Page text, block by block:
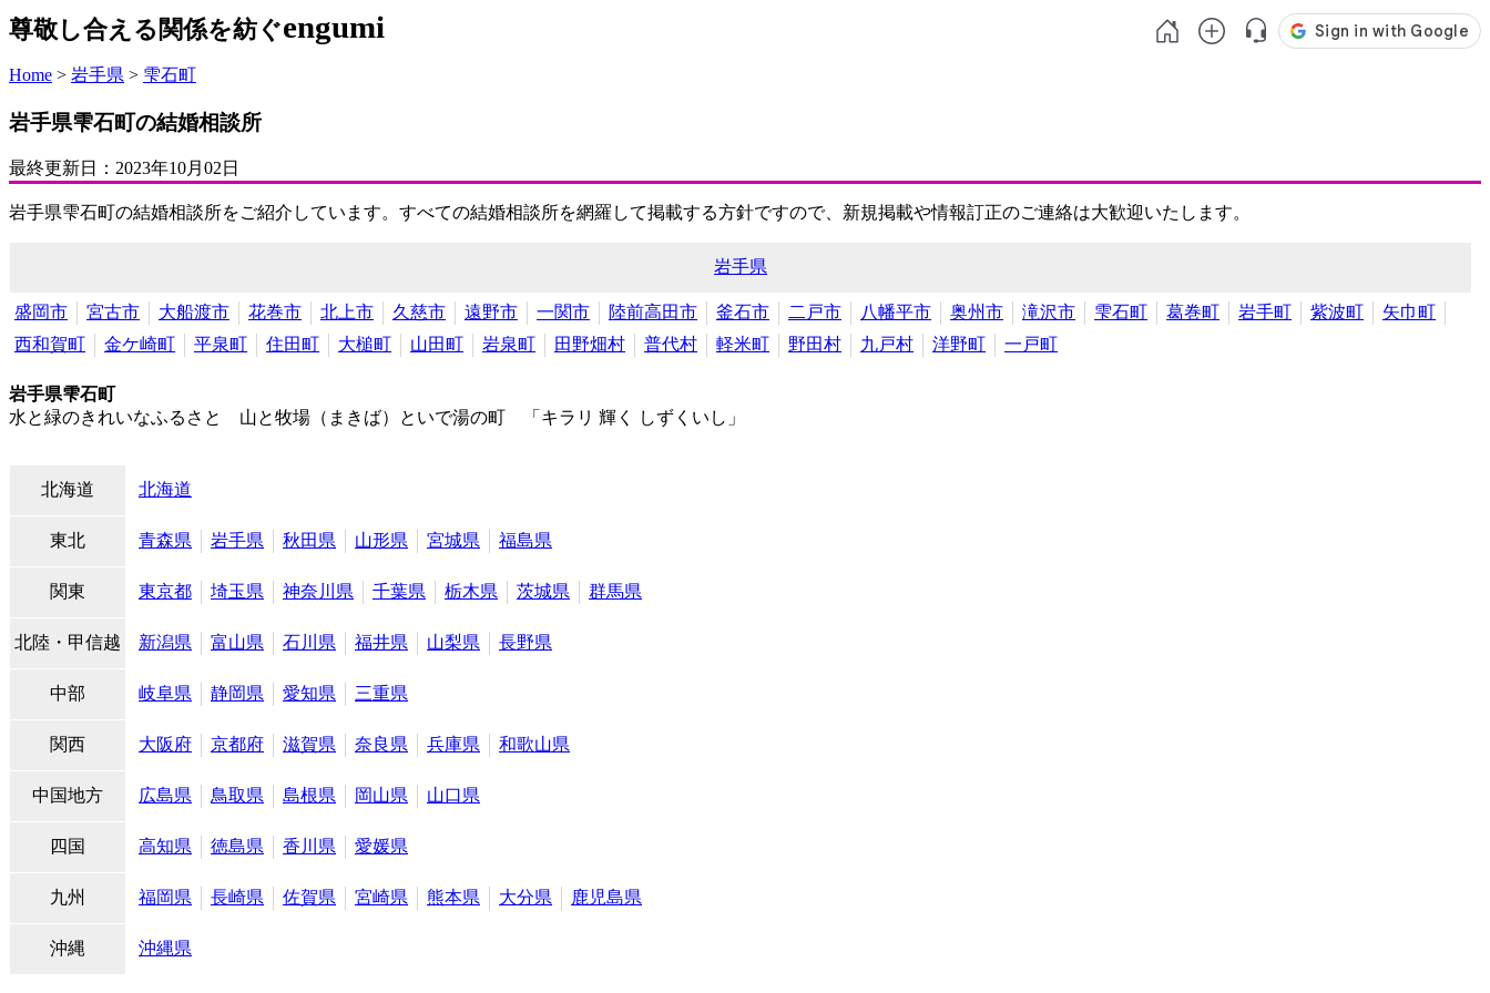
尊敬し合える関係を紡ぐengumi
Home > 岩手県 > 雫石町
岩手県雫石町の結婚相談所
最終更新日： 2023年10月02日
岩手県雫石町の結婚相談所をご紹介しています。すべての結婚相談所を網羅して掲載する方針ですので、新規掲載や情報訂正のご連絡は大歓迎いたします。
岩手県
盛岡市 宮古市 大船渡市 花巻市 北上市 久慈市 遠野市 一関市 陸前高田市 釜石市 二戸市 八幡平市 奥州市 滝沢市 雫石町 葛巻町 岩手町 紫波町
矢巾町
西和賀町
金ケ崎町 平泉町 住田町 大槌町 山田町 岩泉町 田野畑村 普代村 軽米町 野田村 九戸村 洋野町 一戸町
岩手県雫石町
水と緑のきれいなふるさと 山と牧場（まきば）といで湯の町 「キラリ 輝く しずくいし」
北海道 北海道
東北 青森県 岩手県 秋田県 山形県 宮城県 福島県
関東 東京都 埼玉県 神奈川県 千葉県 栃木県 茨城県 群馬県
北陸・甲信越 新潟県 富山県 石川県 福井県 山梨県 長野県
中部 岐阜県 静岡県 愛知県 三重県
関西 大阪府 京都府 滋賀県 奈良県 兵庫県 和歌山県
中国地方 広島県 鳥取県 島根県 岡山県 山口県
四国 高知県 徳島県 香川県 愛媛県
九州 福岡県 長崎県 佐賀県 宮崎県 熊本県 大分県 鹿児島県
沖縄 沖縄県